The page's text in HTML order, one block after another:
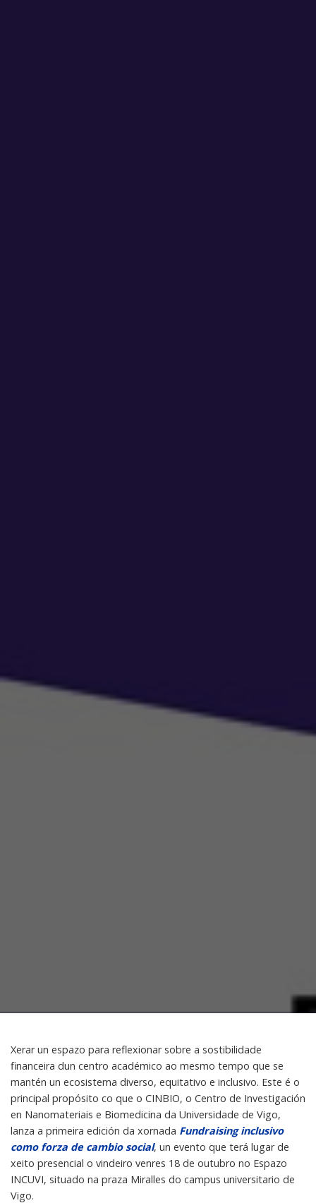
Xerar un espazo para reflexionar sobre a sostibilidade
financeira dun centro académico ao mesmo tempo que se
mantén un ecosistema diverso, equitativo e inclusivo. Este é o
principal propósito co que o CINBIO, o Centro de Investigación
en Nanomateriais e Biomedicina da Universidade de Vigo,
lanza a primeira edición da xornada Fundraising inclusivo
como forza de cambio social, un evento que terá lugar de
xeito presencial o vindeiro venres 18 de outubro no Espazo
INCUVI, situado na praza Miralles do campus universitario de
Vigo.